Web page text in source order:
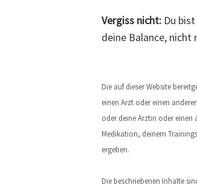
Vergiss nicht:Du bist
deine Balance,
Die auf dieser Website
einen Arzt oder einen
oder deine Ärztin oder einen
Medikation, deinem
ergeben.
Die beschriebenen Inhalte